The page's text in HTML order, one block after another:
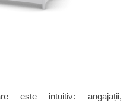
este intuitiv: angajații,